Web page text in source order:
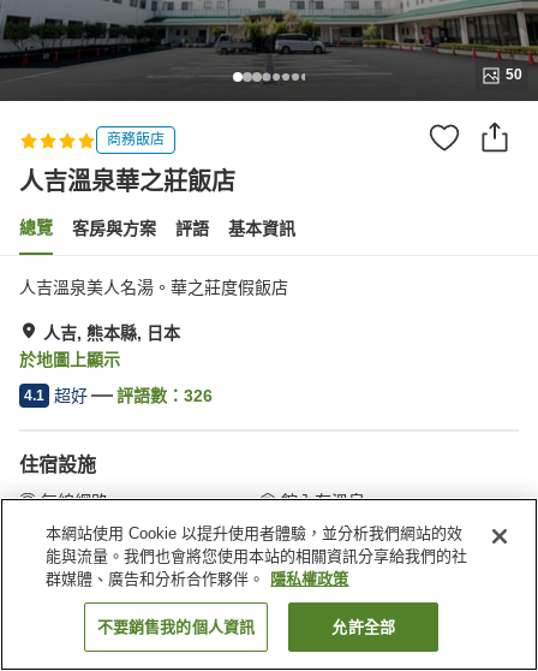
50
商務飯店
人吉溫泉華之莊飯店
總覽 客房與方案 評語 基本資訊
人吉溫泉美人名湯。華之莊度假飯店
人吉, 熊本縣, 日本
於地圖上顯示
4.1 超好 評語數： 326
住宿設施
無線網路
館內有溫泉
三溫暖
餐廳
首頁 日本 熊本縣 人吉 人吉溫泉華之莊飯店
找客房
本網站使用 Cookie 以提升使用者體驗，並分析我們網站的效
能與流量。我們也會將您使用本站的相關資訊分享給我們的社
群媒體、廣告和分析合作夥伴。
隱私權政策
不要銷售我的個人資訊 允許全部